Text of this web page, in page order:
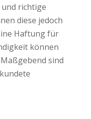
richtige
diese jedoch
Haftung für
können
sind